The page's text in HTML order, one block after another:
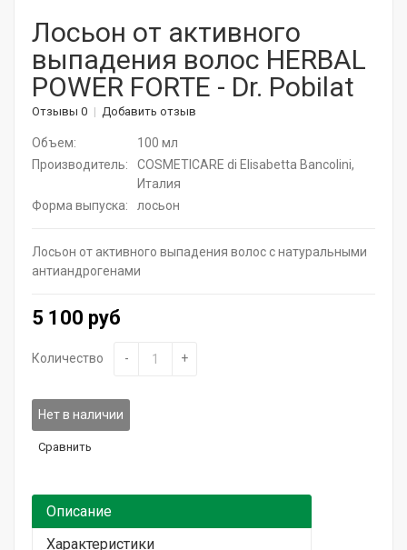
Актуальная косметика для лица и тела
Натуральные растительные средства
Витамины для волос
Дермароллеры
Расчески
Средства для ресниц
Щадящее окрашивание
Горящие сроки / Поврежденная упаковка
Подарочный сертификат
Лосьон от активного
выпадения волос HERBAL
POWER FORTE - Dr. Pobilat
Отзывы 0 Добавить отзыв
Объем:
100 мл
Производитель:
COSMETICARE di Elisabetta Bancolini,
Италия
Форма выпуска:
лосьон
Лосьон от активного выпадения волос с натуральными
антиандрогенами
5 100 руб
Количество - +
Нет в наличии
Сравнить
Описание
Характеристики